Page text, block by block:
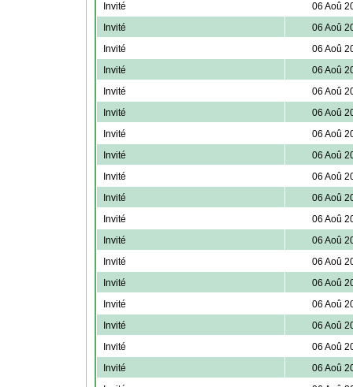
Invité
06 Aoû
Invité
06 Aoû
Invité
06 Aoû
Invité
06 Aoû
Invité
06 Aoû
Invité
06 Aoû
Invité
06 Aoû
Invité
06 Aoû
Invité
06 Aoû
Invité
06 Aoû
Invité
06 Aoû
Invité
06 Aoû
Invité
06 Aoû
Invité
06 Aoû
Invité
06 Aoû
Invité
06 Aoû
Invité
06 Aoû
Invité
06 Aoû